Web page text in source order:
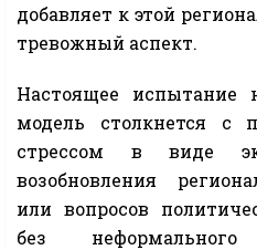
добавляет к этой
тревожный аспект.
Настоящее испытание
модель столкнется с
стрессом в виде
возобновления
или вопросов
без неформального